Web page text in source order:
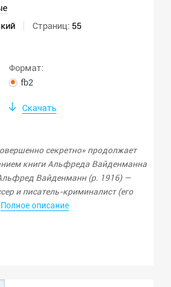
Страниц: 55
Формат:
fb2
Скачать
секретно» продолжает
книги Альфреда Вайденманна
Вайденманн (р. 1916) —
и писатель-криминалист (его
Полное описание